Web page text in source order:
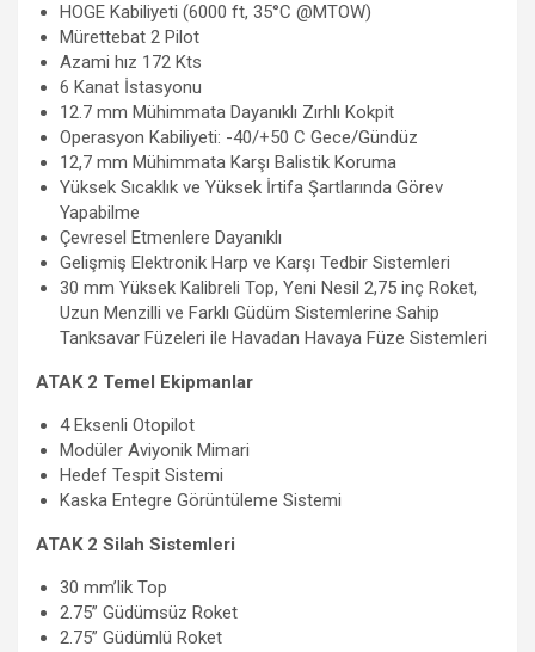
HOGE Kabiliyeti (6000 ft, 35°C @MTOW)
Mürettebat 2 Pilot
Azami hız 172 Kts
6 Kanat İstasyonu
12.7 mm Mühimmata Dayanıklı Zırhlı Kokpit
Operasyon Kabiliyeti: -40/+50 C Gece/Gündüz
12,7 mm Mühimmata Karşı Balistik Koruma
Yüksek Sıcaklık ve Yüksek İrtifa Şartlarında Görev
Yapabilme
Çevresel Etmenlere Dayanıklı
Gelişmiş Elektronik Harp ve Karşı Tedbir Sistemleri
30 mm Yüksek Kalibreli Top, Yeni Nesil 2,75 inç Roket,
Uzun Menzilli ve Farklı Güdüm Sistemlerine Sahip
Tanksavar Füzeleri ile Havadan Havaya Füze Sistemleri
ATAK 2 Temel Ekipmanlar
4 Eksenli Otopilot
Modüler Aviyonik Mimari
Hedef Tespit Sistemi
Kaska Entegre Görüntüleme Sistemi
ATAK 2 Silah Sistemleri
30 mm’lik Top
2.75” Güdümsüz Roket
2.75” Güdümlü Roket